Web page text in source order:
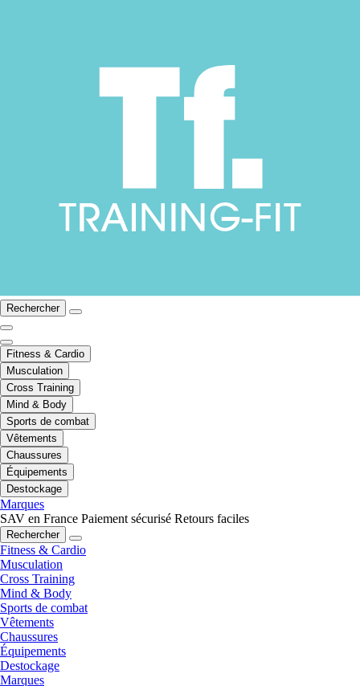
Rechercher
Fitness & Cardio
Musculation
Cross Training
Mind & Body
Sports de combat
Vêtements
Chaussures
Équipements
Destockage
Marques
SAV en France Paiement sécurisé Retours faciles
Rechercher
Fitness & Cardio
Musculation
Cross Training
Mind & Body
Sports de combat
Vêtements
Chaussures
Équipements
Destockage
Marques